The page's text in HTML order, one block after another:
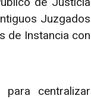
Juzgados
de Instancia con
centralizar